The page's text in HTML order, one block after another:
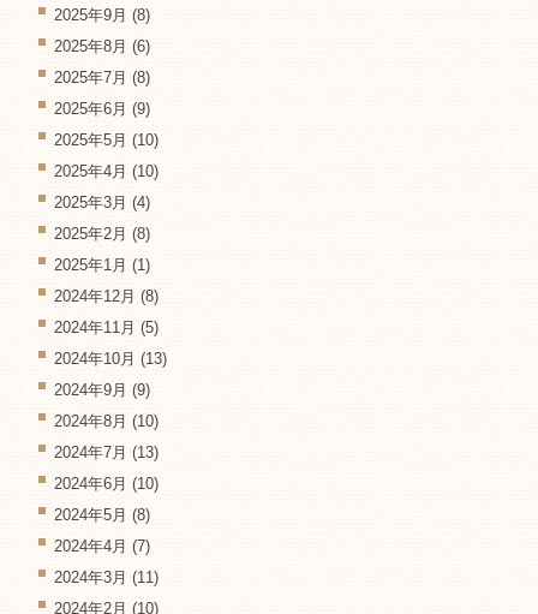
2025年9月 (8)
2025年8月 (6)
2025年7月 (8)
2025年6月 (9)
2025年5月 (10)
2025年4月 (10)
2025年3月 (4)
2025年2月 (8)
2025年1月 (1)
2024年12月 (8)
2024年11月 (5)
2024年10月 (13)
2024年9月 (9)
2024年8月 (10)
2024年7月 (13)
2024年6月 (10)
2024年5月 (8)
2024年4月 (7)
2024年3月 (11)
2024年2月 (10)